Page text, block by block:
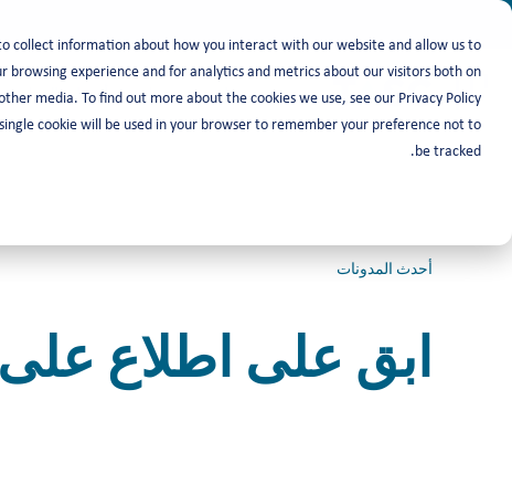
collect information about how you interact with our website and allow us to
experience and for analytics and metrics about our visitors both on
media. To find out more about the cookies we use, see our Privacy Policy.
cookie will be used in your browser to remember your preference not to
be tracked.
باحث عن عمل أصحاب العمل
أحدث المدونات
ابق على اطلاع